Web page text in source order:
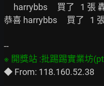
恭喜 harrybbs     買了   1